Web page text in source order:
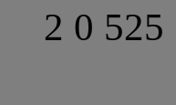
2 0 525